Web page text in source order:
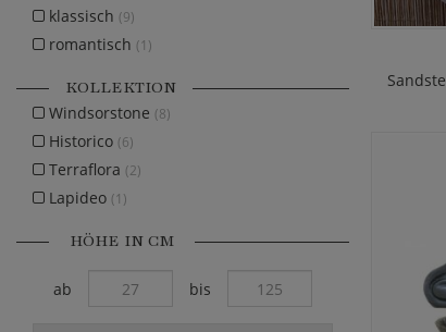
klassisch (9)
romantisch (1)
KOLLEKTION
Windsorstone (8)
Historico (6)
Terraflora (2)
Lapideo (1)
HÖHE IN CM
ab bis